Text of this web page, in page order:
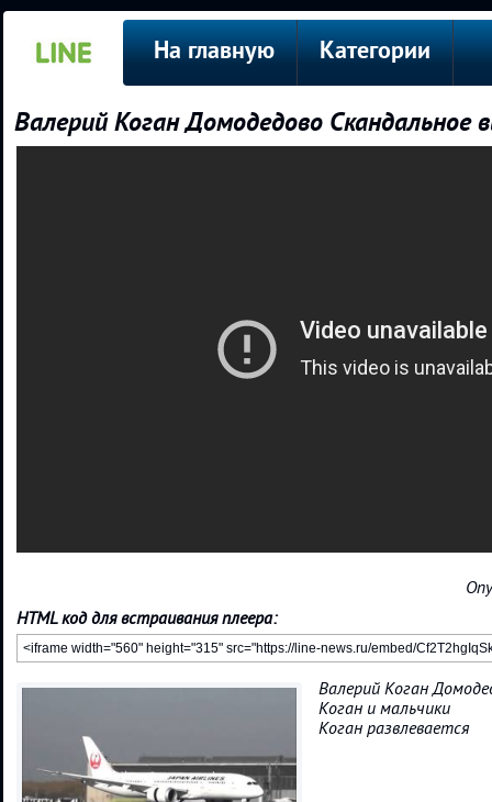
На главную Категории
Валерий Коган Домодедово Скандальное
HTML код для встраивания плеера:
Валерий Коган
Коган и мальчики
Коган развлевается